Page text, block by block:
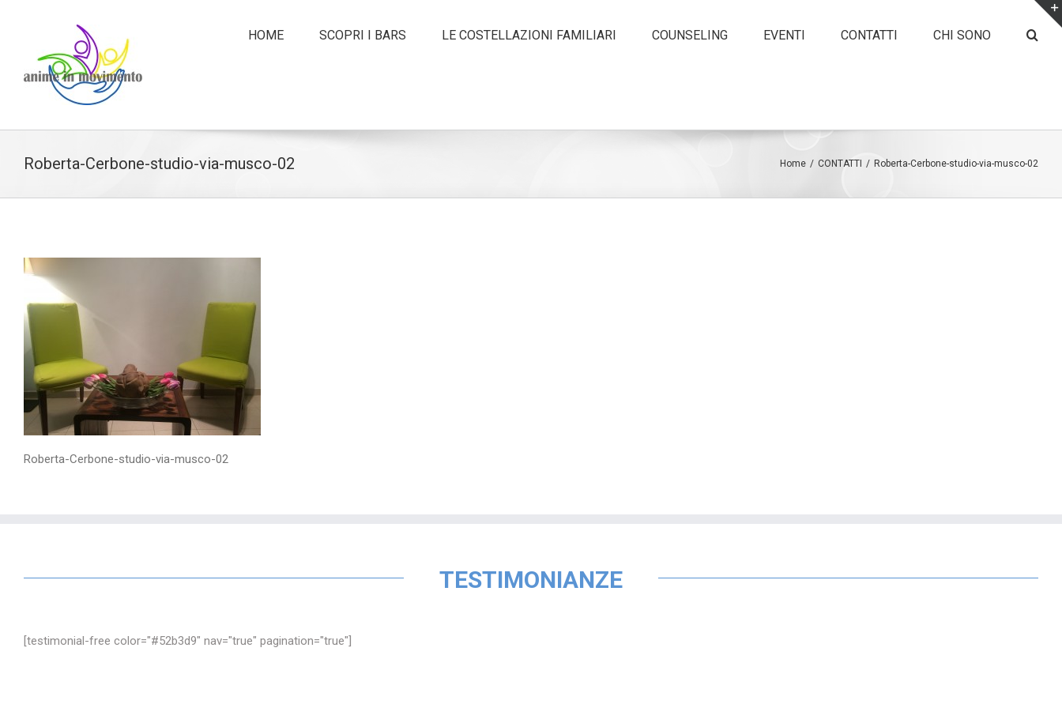
HOME SCOPRI I BARS LE COSTELLAZIONI FAMILIARI COUNSELING EVENTI CONTATTI CHI SONO
Roberta-Cerbone-studio-via-musco-02 Home / CONTATTI / Roberta-Cerbone-studio-via-musco-02
Roberta-Cerbone-studio-via-musco-02
TESTIMONIANZE
[testimonial-free color="#52b3d9" nav="true" pagination="true"]